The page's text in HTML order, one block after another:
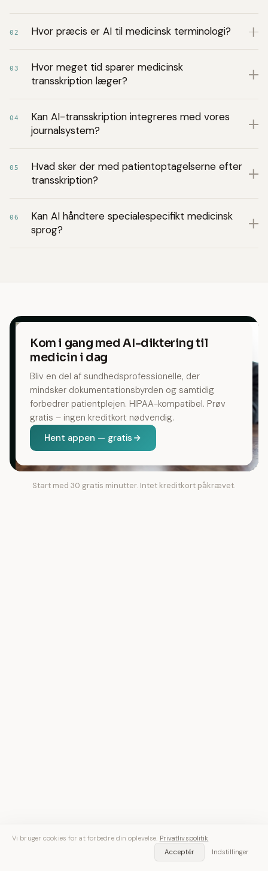
02 Hvor præcis er AI til medicinsk terminologi?
03
Hvor meget tid sparer medicinsk
transskription læger?
04
Kan AI-transskription integreres med vores
journalsystem?
05
Hvad sker der med patientoptagelserne efter
transskription?
06
Kan AI håndtere specialespecifikt medicinsk
sprog?
Kom i gang med AI-diktering til
medicin i dag
Bliv en del af sundhedsprofessionelle, der
mindsker dokumentationsbyrden og samtidig
forbedrer patientplejen. HIPAA-kompatibel. Prøv
gratis – ingen kreditkort nødvendig.
Hent appen — gratis
Start med 30 gratis minutter. Intet kreditkort påkrævet.
Vi bruger cookies for at forbedre din oplevelse. Privatlivspolitik
Acceptér
Indstillinger